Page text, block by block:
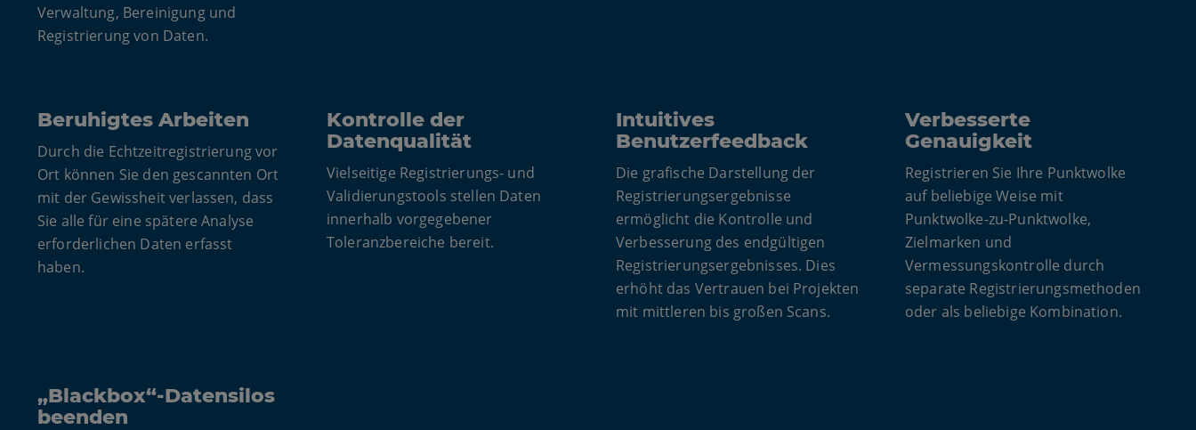
Verwaltung, Bereinigung und
Registrierung von Daten.
Beruhigtes Arbeiten
Durch die Echtzeitregistrierung vor
Ort können Sie den gescannten Ort
mit der Gewissheit verlassen, dass
Sie alle für eine spätere Analyse
erforderlichen Daten erfasst
haben.
Kontrolle der
Datenqualität
Vielseitige Registrierungs- und
Validierungstools stellen Daten
innerhalb vorgegebener
Toleranzbereiche bereit.
Intuitives
Benutzerfeedback
Die grafische Darstellung der
Registrierungsergebnisse
ermöglicht die Kontrolle und
Verbesserung des endgültigen
Registrierungsergebnisses. Dies
erhöht das Vertrauen bei Projekten
mit mittleren bis großen Scans.
Verbesserte
Genauigkeit
Registrieren Sie Ihre Punktwolke
auf beliebige Weise mit
Punktwolke-zu-Punktwolke,
Zielmarken und
Vermessungskontrolle durch
separate Registrierungsmethoden
oder als beliebige Kombination.
„Blackbox“-Datensilos
beenden